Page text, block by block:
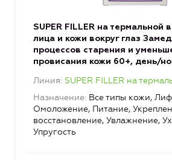
SUPER FILLER на термальной
лица и кожи вокруг глаз
процессов старения и
провисания кожи 60+, день/
Линия SUPER FILLER на
Назначение Все типы кожи,
Омоложение, Питание,
восстановление, Увлажнение,
Упругость